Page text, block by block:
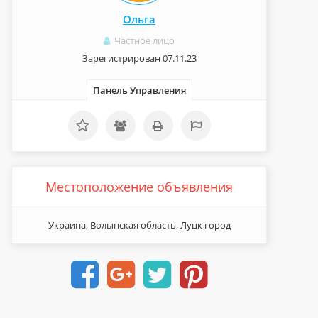
Ольга
Частное лицо
Зарегистрирован 07.11.23
Панель Управления
Местоположение объявления
Украина, Волынская область, Луцк город